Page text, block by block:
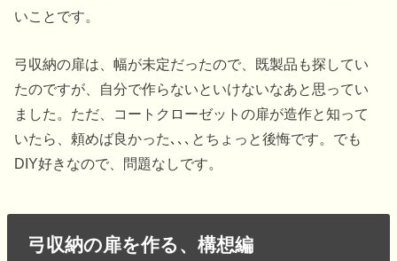
いことです。
弓収納の扉は、幅が未定だったので、既製品も探してい
たのですが、自分で作らないといけないなあと思ってい
ました。ただ、コートクローゼットの扉が造作と知って
いたら、頼めば良かった､､､とちょっと後悔です。でも
DIY好きなので、問題なしです。
弓収納の扉を作る、構想編